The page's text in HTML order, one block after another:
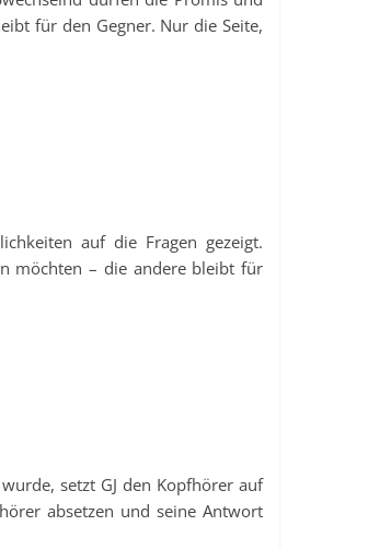
für den Gegner. Nur die Seite,
auf die Fragen gezeigt.
möchten – die andere bleibt für
setzt GJ den Kopfhörer auf
absetzen und seine Antwort